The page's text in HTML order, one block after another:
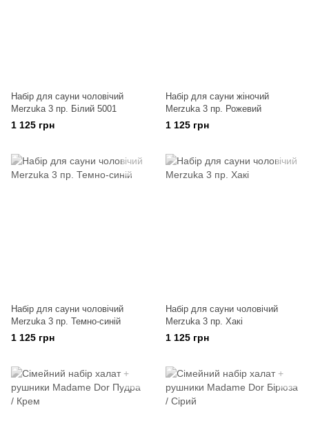
Набір для сауни чоловічий
Merzuka 3 пр. Білий 5001
1 125 грн
Набір для сауни жіночий
Merzuka 3 пр. Рожевий
1 125 грн
Набір для сауни чоловічий
Merzuka 3 пр. Темно-синій
1 125 грн
Набір для сауни чоловічий
Merzuka 3 пр. Хакі
1 125 грн